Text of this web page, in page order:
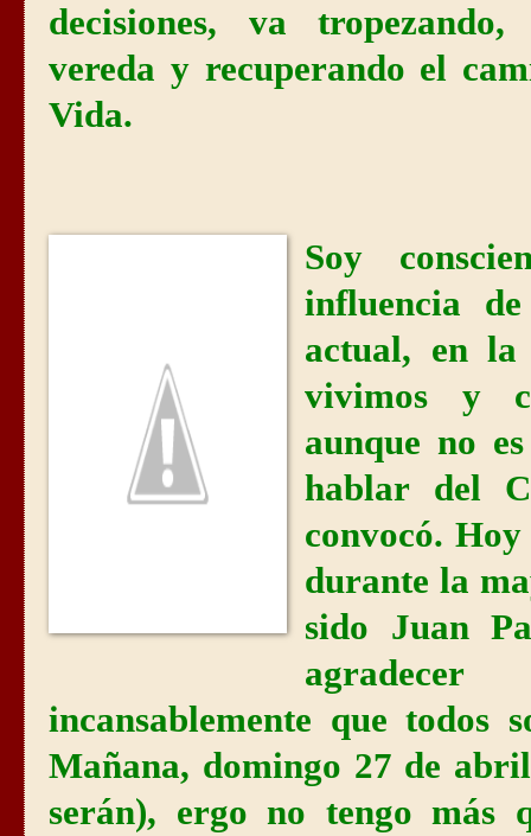
decisiones, va
vereda y recuperando el
Vida.
Soy
influencia
actual, en la
vivimos y
aunque no
hablar del
convocó.
durante la
sido Juan
incansablemente que todos
Mañana, domingo 27 de
serán), ergo no tengo más